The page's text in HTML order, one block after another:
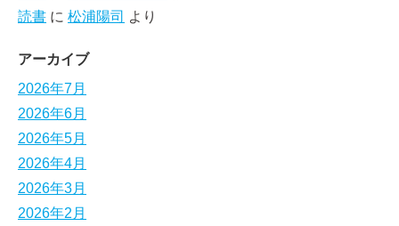
読書 に 松浦陽司 より
アーカイブ
2026年7月
2026年6月
2026年5月
2026年4月
2026年3月
2026年2月